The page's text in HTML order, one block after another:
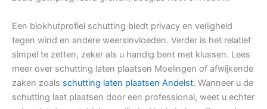
Een blokhutprofiel schutting biedt privacy en veiligheid
tegen wind en andere weersinvloeden. Verder is het relatief
simpel te zetten, zeker als u handig bent met klussen. Lees
meer over schutting laten plaatsen Moelingen of afwijkende
zaken zoals schutting laten plaatsen Andelst. Wanneer u de
schutting laat plaatsen door een professional, weet u echter